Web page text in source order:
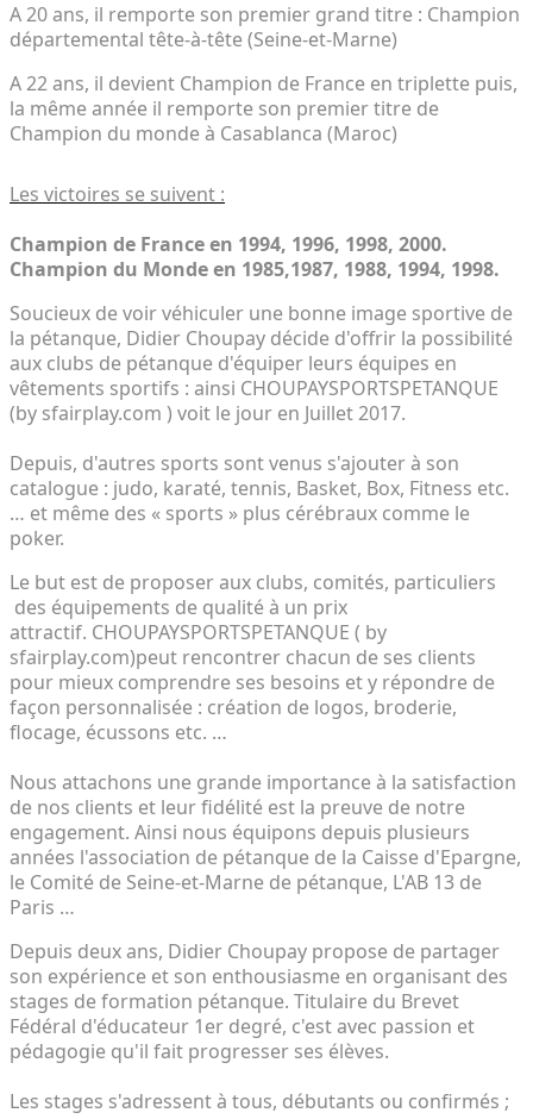
A 20 ans, il remporte son premier grand titre : Champion
départemental tête-à-tête (Seine-et-Marne)
A 22 ans, il devient Champion de France en triplette puis,
la même année il remporte son premier titre de
Champion du monde à Casablanca (Maroc)
Les victoires se suivent :
Champion de France en 1994, 1996, 1998, 2000.
Champion du Monde en 1985,1987, 1988, 1994, 1998.
Soucieux de voir véhiculer une bonne image sportive de
la pétanque, Didier Choupay décide d'offrir la possibilité
aux clubs de pétanque d'équiper leurs équipes en
vêtements sportifs : ainsi CHOUPAYSPORTSPETANQUE
(by sfairplay.com ) voit le jour en Juillet 2017.
Depuis, d'autres sports sont venus s'ajouter à son
catalogue : judo, karaté, tennis, Basket, Box, Fitness etc.
… et même des « sports » plus cérébraux comme le
poker.
Le but est de proposer aux clubs, comités, particuliers
des équipements de qualité à un prix
attractif. CHOUPAYSPORTSPETANQUE ( by
sfairplay.com)peut rencontrer chacun de ses clients
pour mieux comprendre ses besoins et y répondre de
façon personnalisée : création de logos, broderie,
flocage, écussons etc. …
Nous attachons une grande importance à la satisfaction
de nos clients et leur fidélité est la preuve de notre
engagement. Ainsi nous équipons depuis plusieurs
années l'association de pétanque de la Caisse d'Epargne,
le Comité de Seine-et-Marne de pétanque, L'AB 13 de
Paris …
Depuis deux ans, Didier Choupay propose de partager
son expérience et son enthousiasme en organisant des
stages de formation pétanque. Titulaire du Brevet
Fédéral d'éducateur 1er degré, c'est avec passion et
pédagogie qu'il fait progresser ses élèves.
Les stages s'adressent à tous, débutants ou confirmés ;